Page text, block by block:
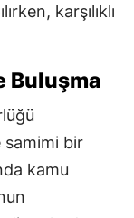
karşılıklı
Buluşma
samimi bir
kamu